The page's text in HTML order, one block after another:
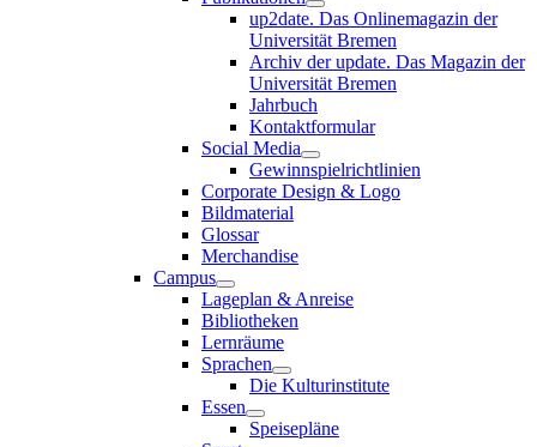
up2date. Das Onlinemagazin der
Universität Bremen
Archiv der update. Das Magazin der
Universität Bremen
Jahrbuch
Kontaktformular
Social Media
Gewinnspielrichtlinien
Corporate Design & Logo
Bildmaterial
Glossar
Merchandise
Campus
Lageplan & Anreise
Bibliotheken
Lernräume
Sprachen
Die Kulturinstitute
Essen
Speisepläne